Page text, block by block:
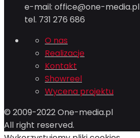
e-mail: office@one-media.pl
tel. 731 276 686
O nas
Realizacje
Kontakt
Showreel
Wycena projektu
© 2009-2022 One-media.pl
All right reserved.